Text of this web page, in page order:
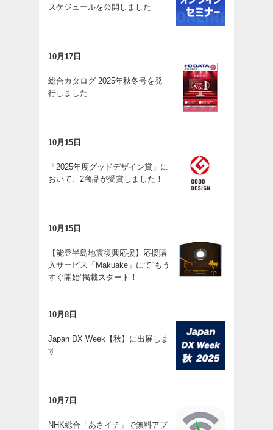
スケジュールを公開しました
10月17日
総合カタログ 2025年秋冬号を発
行しました
10月15日
「2025年度グッドデザイン賞」に
おいて、2商品が受賞しました！
10月15日
【能登半島地震復興応援】応援購
入サービス「Makuake」にて“もう
すぐ開始”掲載スタート！
10月8日
Japan DX Week【秋】に出展しま
す
10月7日
NHK総合「あさイチ」で無料アプ